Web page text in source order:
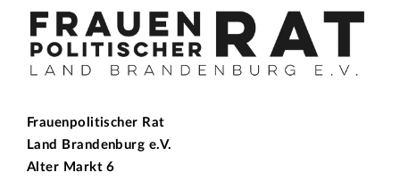
Frauenpolitischer Rat
Land Brandenburg e.V.
Alter Markt 6